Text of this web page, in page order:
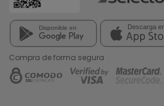
Compra de forma segura